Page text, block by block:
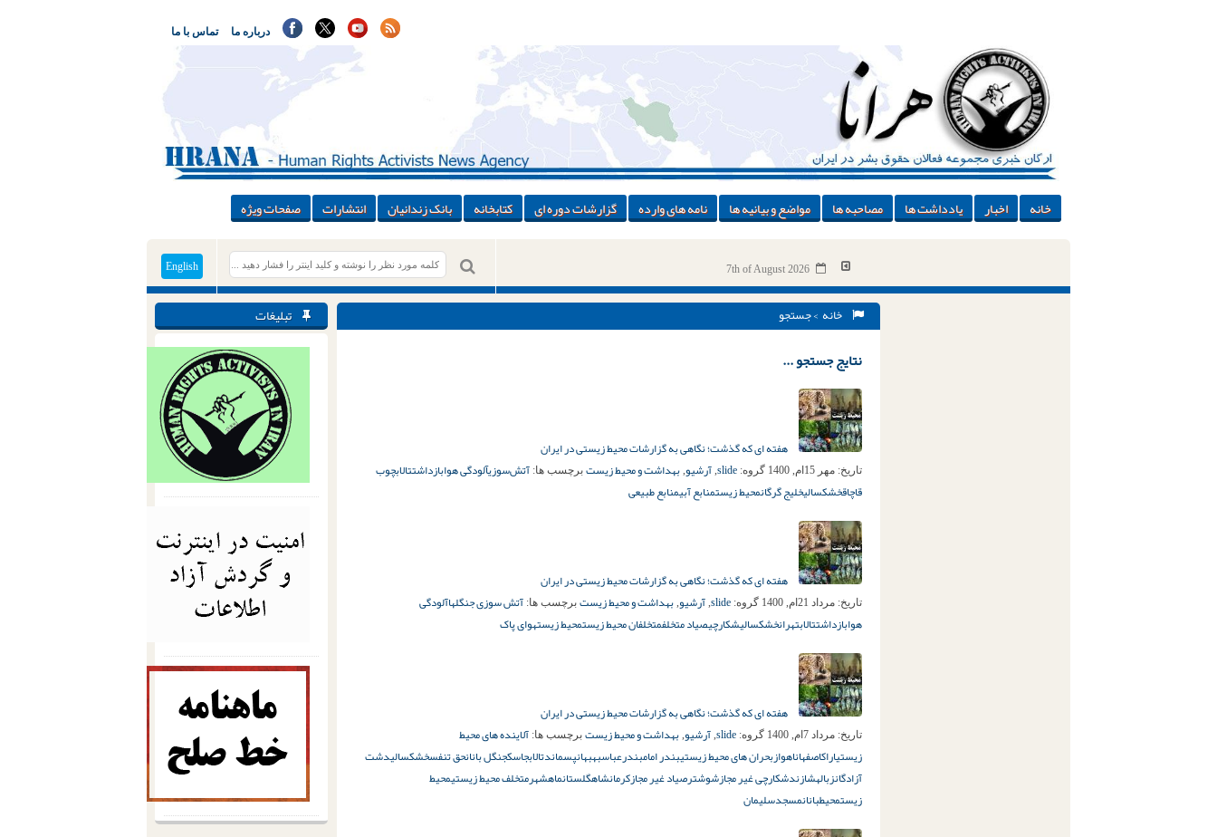
تماس با ما درباره ما
خانه اخبار یادداشت ها مصاحبه ها مواضع و بیانیه ها نامه های وارده گزارشات دوره ای کتابخانه بانک زندانیان انتشارات صفحات ویژه
English 7th of August 2026
تبلیغات خانه > جستجو
نتایج جستجو ...
هفته ای که گذشت؛ نگاهی به گزارشات محیط زیستی در ایران
تاریخ: مهر 15ام, 1400 گروه: slide
, آرشیو, بهداشت و محیط زیست برچسب ها: آتش‌سوزیآلودگی هوابازداشتتالابچوب
قاچاقخشکسالیخلیج گرگانمحیط زیستمنابع آبیمنابع طبیعی
هفته ای که گذشت؛ نگاهی به گزارشات محیط زیستی در ایران
تاریخ: مرداد 21ام, 1400 گروه: slide
, آرشیو, بهداشت و محیط زیست برچسب ها: آتش سوزی جنگلهاآلودگی
هوابازداشتتالابتهرانخشکسالیشکارچیصیاد متخلفمتخلفان محیط زیستمحیط زیستهوای پاک
هفته ای که گذشت؛ نگاهی به گزارشات محیط زیستی در ایران
تاریخ: مرداد 7ام, 1400 گروه: slide
, آرشیو, بهداشت و محیط زیست برچسب ها: آلاینده های محیط
زیستیاراکاصفهاناهوازبحران های محیط زیستیبندر امامبندرعباسبهبهانپسماندتالابجاسکجنگل بانانحق تنفسخشکسالیدشت
آزادگانزبالهشازندشکارچی غیر مجازشوشترصیاد غیر مجازکرمانشاهگلستانماهشهرمتخلف محیط زیستیمحیط
زیستمحیطبانانمسجدسلیمان